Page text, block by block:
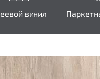
винил